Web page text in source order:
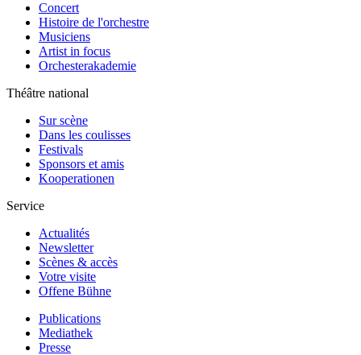
Concert
Histoire de l'orchestre
Musiciens
Artist in focus
Orchesterakademie
Théâtre national
Sur scène
Dans les coulisses
Festivals
Sponsors et amis
Kooperationen
Service
Actualités
Newsletter
Scènes & accès
Votre visite
Offene Bühne
Publications
Mediathek
Presse